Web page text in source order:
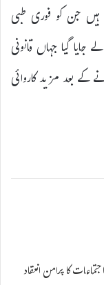
ہیں جن کو فوری طبی
جایا گیا جہاں قانونی
کے بعد مزید کاروائی